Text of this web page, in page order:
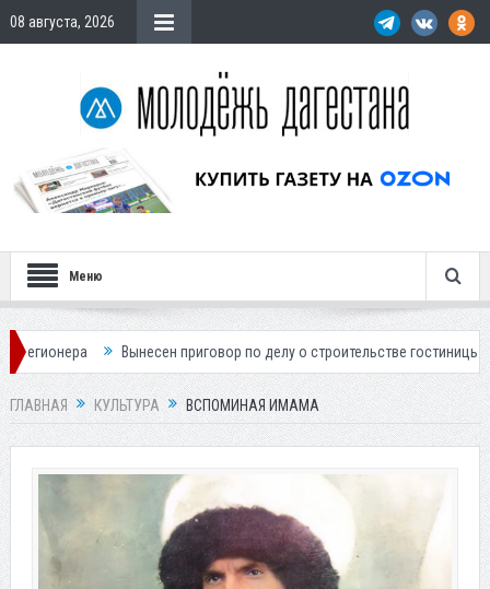
08 августа, 2026
Меню
приговор по делу о строительстве гостиницы у Ханагского
ГЛАВНАЯ КУЛЬТУРА ВСПОМИНАЯ ИМАМА